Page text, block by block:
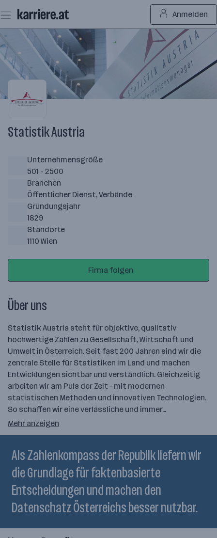
Seiteninhalt
springen
Anmelden
Statistik Austria
Unternehmensgröße
501 - 2500
Branchen
Öffentlicher Dienst, Verbände
Gründungsjahr
1829
Standorte
1110 Wien
Firma folgen
Über uns
Statistik Austria steht für objektive, qualitativ
hochwertige Zahlen zu Gesellschaft, Wirtschaft und
Umwelt in Österreich. Seit fast 200 Jahren sind wir die
zentrale Stelle für Statistiken im Land und machen
Entwicklungen sichtbar und verständlich. Gleichzeitig
arbeiten wir am Puls der Zeit – mit modernen
statistischen Methoden und innovativen Technologien.
So schaffen wir eine verlässliche und immer…
Mehr anzeigen
Als Zahlenkompass der Republik liefern wir
die Grundlage für faktenbasierte
Entscheidungen und machen den
Datenschatz Österreichs besser nutzbar.